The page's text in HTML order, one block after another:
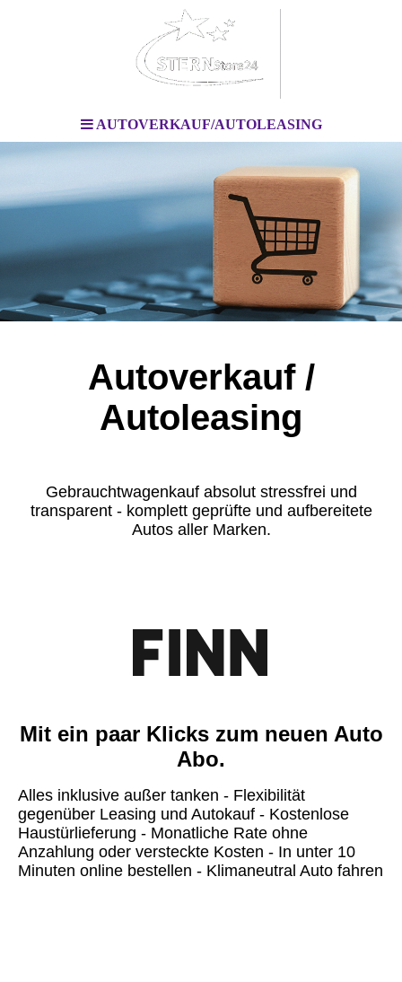
AUTOVERKAUF/AUTOLEASING
Autoverkauf /
Autoleasing
Gebrauchtwagenkauf absolut stressfrei und
transparent - komplett geprüfte und aufbereitete
Autos aller Marken.
Mit ein paar Klicks zum neuen Auto
Abo.
Alles inklusive außer tanken - Flexibilität
gegenüber Leasing und Autokauf - Kostenlose
Haustürlieferung - Monatliche Rate ohne
Anzahlung oder versteckte Kosten - In unter 10
Minuten online bestellen - Klimaneutral Auto fahren